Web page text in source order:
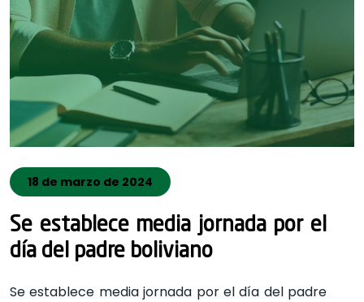
18 de marzo de 2024
Se establece media jornada por el
día del padre boliviano
Se establece media jornada por el día del padre